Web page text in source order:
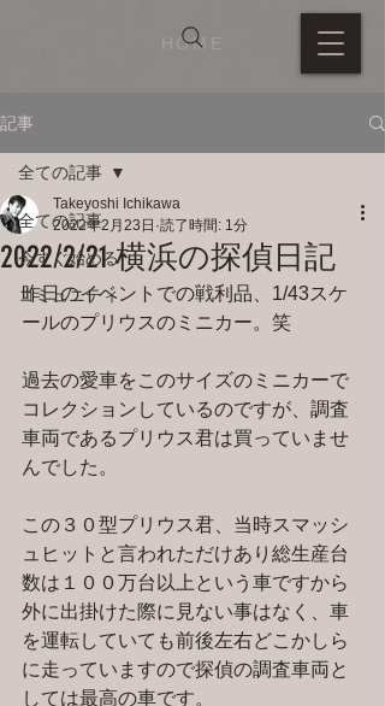
HOME
記事
全ての記事
今すぐ始める
コミュニティ
全ての記事
2022/2/21 横浜の探偵日記
Takeyoshi Ichikawa
2022年2月23日 読了時間: 1分
昨日のイベントでの戦利品、1/43スケ
ールのプリウスのミニカー。笑
過去の愛車をこのサイズのミニカーで
コレクションしているのですが、調査
車両であるプリウス君は買っていませ
んでした。
この３０型プリウス君、当時スマッシ
ュヒットと言われただけあり総生産台
数は１００万台以上という車ですから
外に出掛けた際に見ない事はなく、車
を運転していても前後左右どこかしら
に走っていますので探偵の調査車両と
しては最高の車です。